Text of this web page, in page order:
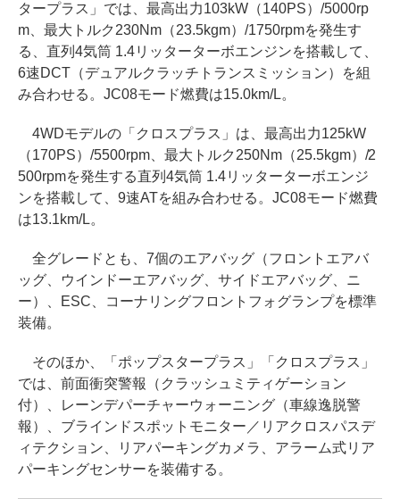
タープラス」では、最高出力103kW（140PS）/5000rp
m、最大トルク230Nm（23.5kgm）/1750rpmを発生す
る、直列4気筒 1.4リッターターボエンジンを搭載して、
6速DCT（デュアルクラッチトランスミッション）を組
み合わせる。JC08モード燃費は15.0km/L。
4WDモデルの「クロスプラス」は、最高出力125kW
（170PS）/5500rpm、最大トルク250Nm（25.5kgm）/2
500rpmを発生する直列4気筒 1.4リッターターボエンジ
ンを搭載して、9速ATを組み合わせる。JC08モード燃費
は13.1km/L。
全グレードとも、7個のエアバッグ（フロントエアバ
ッグ、ウインドーエアバッグ、サイドエアバッグ、ニ
ー）、ESC、コーナリングフロントフォグランプを標準
装備。
そのほか、「ポップスタープラス」「クロスプラス」
では、前面衝突警報（クラッシュミティゲーション
付）、レーンデパーチャーウォーニング（車線逸脱警
報）、ブラインドスポットモニター／リアクロスパスデ
ィテクション、リアパーキングカメラ、アラーム式リア
パーキングセンサーを装備する。